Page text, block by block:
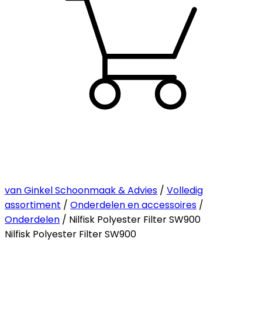
van Ginkel Schoonmaak & Advies / Volledig
assortiment / Onderdelen en accessoires /
Onderdelen / Nilfisk Polyester Filter SW900
Nilfisk Polyester Filter SW900